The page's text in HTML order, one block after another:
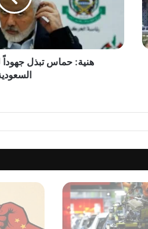
س
ج
د
ل
ع
و
د
ة
هنية: حماس تبذل جهوداً